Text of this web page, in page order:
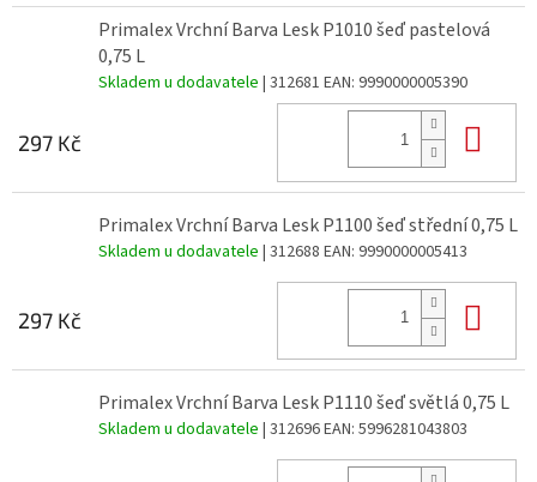
Primalex Vrchní Barva Lesk P1010 šeď pastelová
0,75 L
Skladem u dodavatele | 312681 EAN: 9990000005390
297 Kč
Primalex Vrchní Barva Lesk P1100 šeď střední 0,75 L
Skladem u dodavatele | 312688 EAN: 9990000005413
297 Kč
Primalex Vrchní Barva Lesk P1110 šeď světlá 0,75 L
Skladem u dodavatele | 312696EAN: 5996281043803